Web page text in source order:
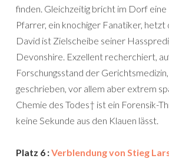
finden. Gleichzeitig bricht im Dorf
Pfarrer, ein knochiger Fanatiker, hetzt
David ist Zielscheibe seiner
Devonshire. Exzellent recherchiert,
Forschungsstand der
geschrieben, vor allem aber extrem
Chemie des Todes† ist ein Forensik-
keine Sekunde aus den Klauen lässt.
Platz 6 :Verblendung von Stieg